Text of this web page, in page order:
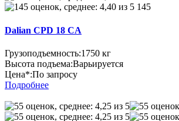
145
Dalian CPD 18 CA
Грузоподъемность:1750 кг
Высота подъема:Варьируется
Цена*:По запросу
Подробнее